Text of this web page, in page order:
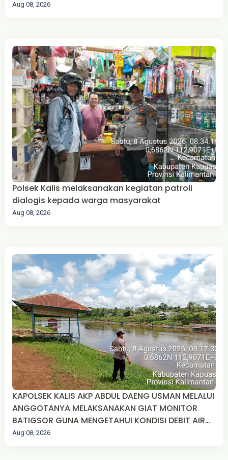
Aug 08, 2026
Polsek Kalis melaksanakan kegiatan patroli
dialogis kepada warga masyarakat
Aug 08, 2026
KAPOLSEK KALIS AKP ABDUL DAENG USMAN MELALUI
ANGGOTANYA MELAKSANAKAN GIAT MONITOR
BATIGSOR GUNA MENGETAHUI KONDISI DEBIT AIR
SUNGAI MANDAY.
Aug 08, 2026